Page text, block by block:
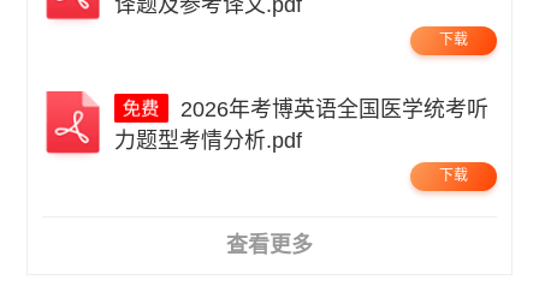
下载
力题型考情分析.pdf
下载
查看更多